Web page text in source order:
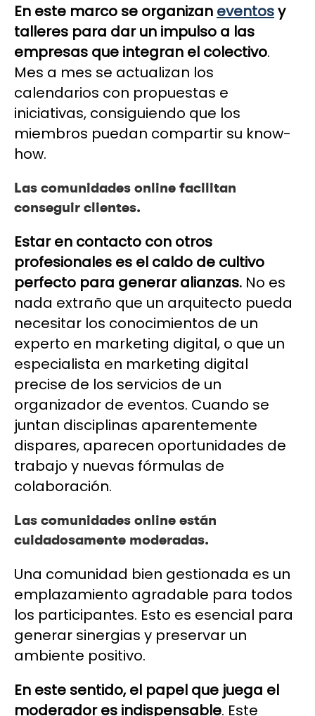
En este marco se organizan eventosy
talleres para dar un impulso a las
empresas que integran el colectivo.
Mes a mes se actualizan los
calendarios con propuestas e
iniciativas, consiguiendo que los
miembros puedan compartir su know-
how.
Las comunidades online facilitan
conseguir clientes.
Estar en contacto con otros
profesionales es el caldo de cultivo
perfecto para generar alianzas. No es
nada extraño que un arquitecto pueda
necesitar los conocimientos de un
experto en marketing digital, o que un
especialista en marketing digital
precise de los servicios de un
organizador de eventos. Cuando se
juntan disciplinas aparentemente
dispares, aparecen oportunidades de
trabajo y nuevas fórmulas de
colaboración.
Las comunidades online están
cuidadosamente moderadas.
Una comunidad bien gestionada es un
emplazamiento agradable para todos
los participantes. Esto es esencial para
generar sinergias y preservar un
ambiente positivo.
En este sentido, el papel que juega el
moderador es indispensable. Este